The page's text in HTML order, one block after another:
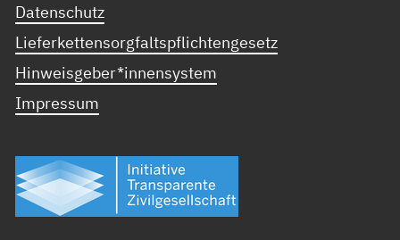
Datenschutz
Lieferkettensorgfaltspflichtengesetz
Hinweisgeber*innensystem
Impressum